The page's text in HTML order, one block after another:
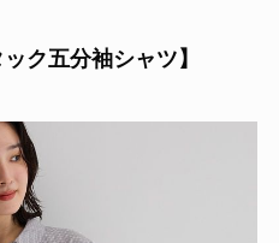
ク五分袖シャツ】